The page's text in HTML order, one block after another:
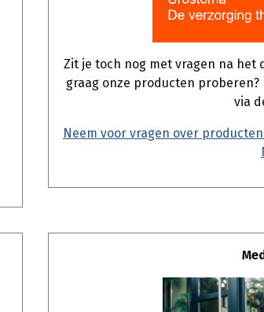
Zit je toch nog met vragen na het
graag onze producten
via
Neem voor vragen over